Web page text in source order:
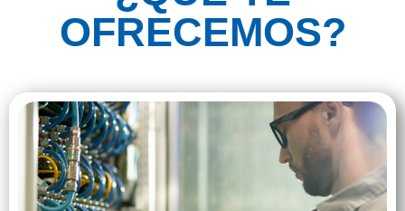
OFRECEMOS?